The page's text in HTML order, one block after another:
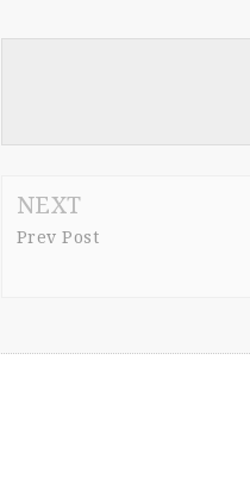
NEXT
Prev Post